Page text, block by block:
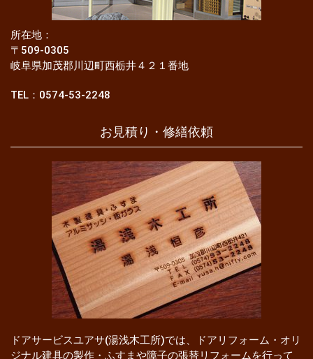
所在地：
〒509-0305
岐阜県加茂郡川辺町西栃井４２１番地
TEL：0574-53-2248
お見積り・修繕依頼
ドアサービスユアサ(湯浅木工所)では、ドアリフォーム・オリ
ジナル建具の製作・ふすまや障子の張替リフォームを行って